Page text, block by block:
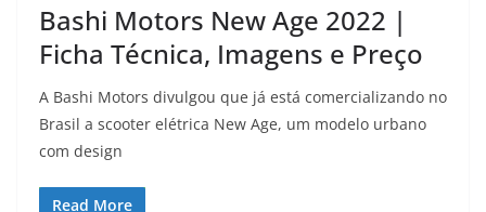
Bashi Motors New Age 2022 |
Ficha Técnica, Imagens e Preço
A Bashi Motors divulgou que já está comercializando no
Brasil a scooter elétrica New Age, um modelo urbano
com design
Read More